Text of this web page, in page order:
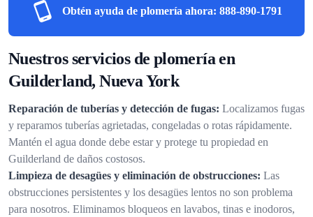
Obtén ayuda de plomería ahora: 888-890-1791
Nuestros servicios de plomería en
Guilderland, Nueva York
Reparación de tuberías y detección de fugas: Localizamos fugas
y reparamos tuberías agrietadas, congeladas o rotas rápidamente.
Mantén el agua donde debe estar y protege tu propiedad en
Guilderland de daños costosos.
Limpieza de desagües y eliminación de obstrucciones: Las
obstrucciones persistentes y los desagües lentos no son problema
para nosotros. Eliminamos bloqueos en lavabos, tinas e inodoros,